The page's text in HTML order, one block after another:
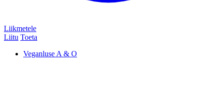
Liikmetele
Liitu Toeta
Veganluse A & O